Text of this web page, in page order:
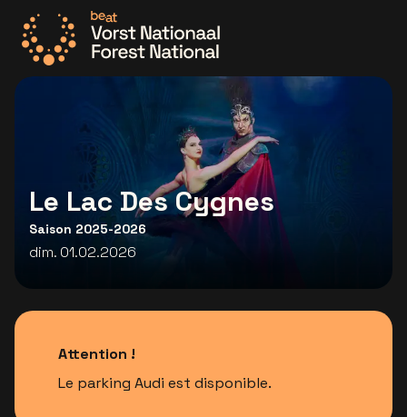
Allez à la page d'accueil
Le Lac Des Cygnes
Saison 2025-2026
dim. 01.02.2026
Attention !
Le parking Audi est disponible.